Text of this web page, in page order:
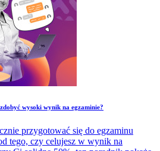
wysoki wynik na egzaminie?
przygotować się do egzaminu
tego, czy celujesz w wynik na